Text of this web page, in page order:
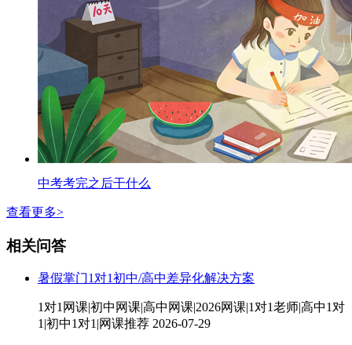
中考考完之后干什么
查看更多>
相关问答
暑假掌门1对1初中/高中差异化解决方案
1对1网课|初中网课|高中网课|2026网课|1对1老师|高中1对
1|初中1对1|网课推荐 2026-07-29